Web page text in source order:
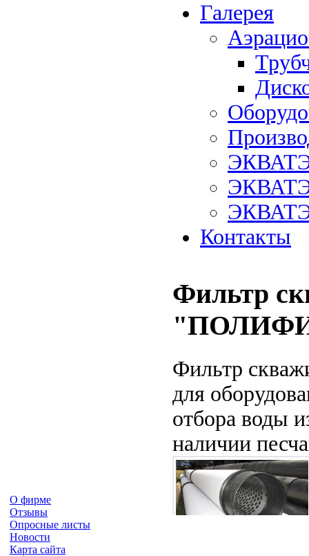
Галерея
Контакты
О фирме
Отзывы
Опросные листы
Новости
Карта сайта
Фильтр
Фильтр
для
отбора воды
наличии